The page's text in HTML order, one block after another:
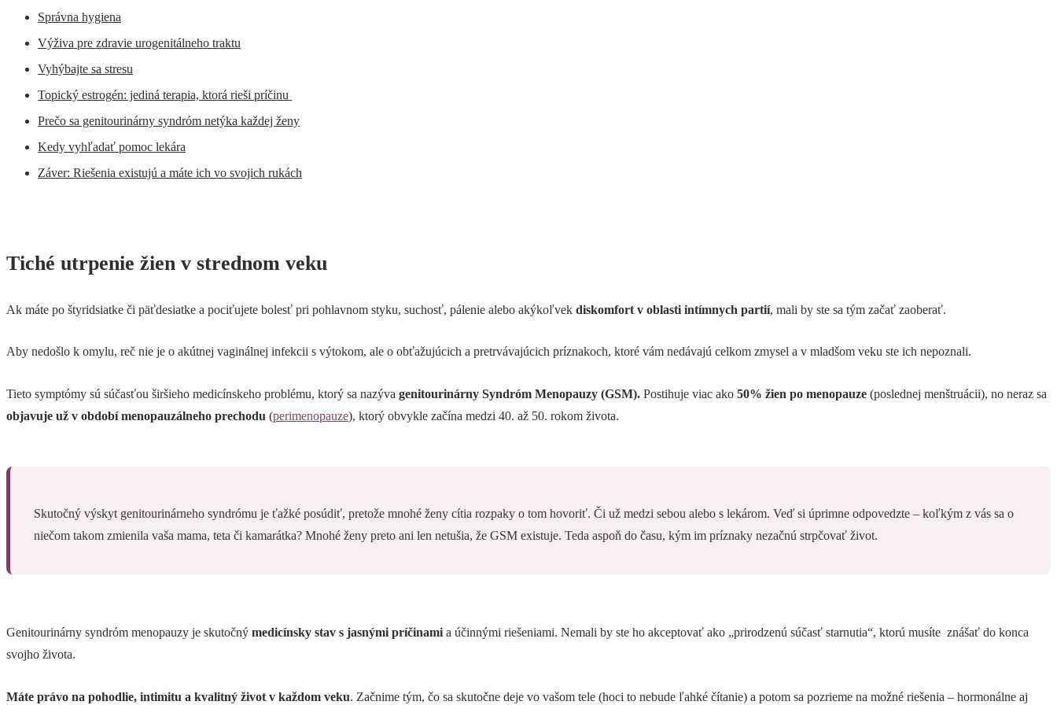
Správna hygiena
Výživa pre zdravie urogenitálneho traktu
Vyhýbajte sa stresu
Topický estrogén: jediná terapia, ktorá rieši príčinu
Prečo sa genitourinárny syndróm netýka každej ženy
Kedy vyhľadať pomoc lekára
Záver: Riešenia existujú a máte ich vo svojich rukách
Tiché utrpenie žien v strednom veku
Ak máte po štyridsiatke či päťdesiatke a pociťujete bolesť pri pohlavnom styku, suchosť, pálenie alebo akýkoľvek diskomfort v oblasti intímnych partií, mali by ste sa tým začať zaoberať.
Aby nedošlo k omylu, reč nie je o akútnej vaginálnej infekcii s výtokom, ale o obťažujúcich a pretrvávajúcich príznakoch, ktoré vám nedávajú celkom zmysel a v mladšom veku ste ich nepoznali.
Tieto symptómy sú súčasťou širšieho medicínskeho problému, ktorý sa nazýva genitourinárny Syndróm Menopauzy (GSM). Postihuje viac ako 50% žien po menopauze (poslednej menštruácii), no neraz sa
objavuje už v období menopauzálneho prechodu (perimenopauze), ktorý obvykle začína medzi 40. až 50. rokom života.
Skutočný výskyt genitourinárneho syndrómu je ťažké posúdiť, pretože mnohé ženy cítia rozpaky o tom hovoriť. Či už medzi sebou alebo s lekárom. Veď si úprimne odpovedzte – koľkým z vás sa o
niečom takom zmienila vaša mama, teta či kamarátka? Mnohé ženy preto ani len netušia, že GSM existuje. Teda aspoň do času, kým im príznaky nezačnú strpčovať život.
Genitourinárny syndróm menopauzy je skutočný medicínsky stav s jasnými príčinami a účinnými riešeniami. Nemali by ste ho akceptovať ako „prirodzenú súčasť starnutia“, ktorú musíte znášať do konca
svojho života.
Máte právo na pohodlie, intimitu a kvalitný život v každom veku. Začnime tým, čo sa skutočne deje vo vašom tele (hoci to nebude ľahké čítanie) a potom sa pozrieme na možné riešenia – hormonálne aj